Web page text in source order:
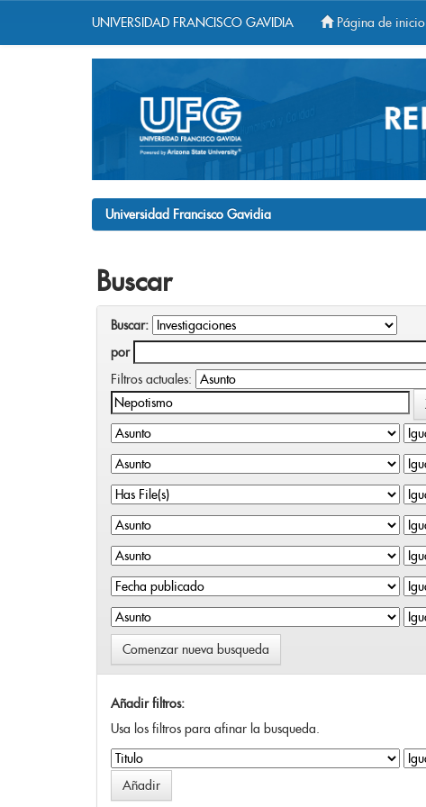
UNIVERSIDAD FRANCISCO GAVIDIA Página de inicio
Universidad Francisco Gavidia
Buscar
Buscar:
por
Filtros actuales:
Comenzar nueva busqueda
Añadir filtros:
Usa los filtros para afinar la busqueda.